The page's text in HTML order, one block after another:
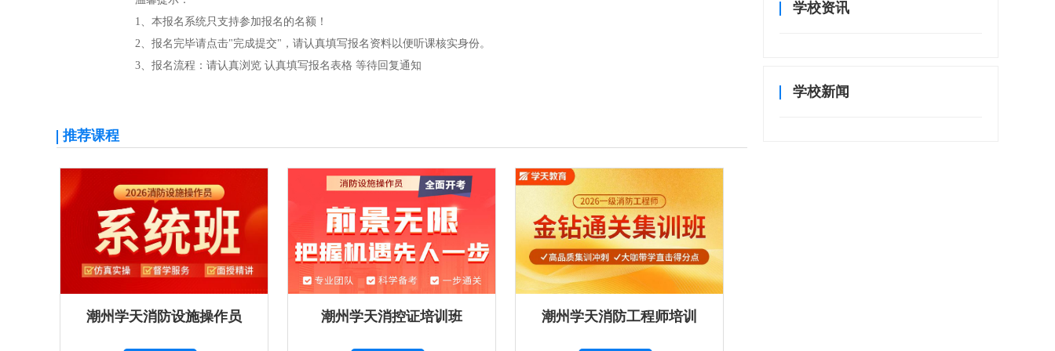
1、本报名系统只支持参加报名的名额！
2、报名完毕请点击"完成提交"，请认真填写报名资料以便听课核实身份。
3、报名流程：请认真浏览 认真填写报名表格 等待回复通知
推荐课程
潮州学天消防设施操作员 潮州学天消控证培训班 潮州学天消防工程师培训
学校资讯
学校新闻